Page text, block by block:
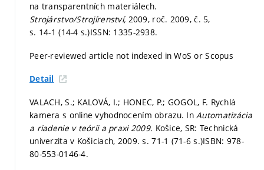
na transparentních materiálech.
Strojárstvo/Strojírenství, 2009, roč. 2009, č. 5,
s. 14-1 (14-4 s.)ISSN: 1335-2938.
Peer-reviewed article not indexed in WoS or Scopus
Detail
VALACH, S.; KALOVÁ, I.; HONEC, P.; GOGOL, F. Rychlá
kamera s online vyhodnocením obrazu. InAutomatizácia
a riadenie v teórii a praxi 2009. Košice, SR: Technická
univerzita v Košiciach, 2009.s. 71-1 (71-6 s.)ISBN: 978-
80-553-0146-4.